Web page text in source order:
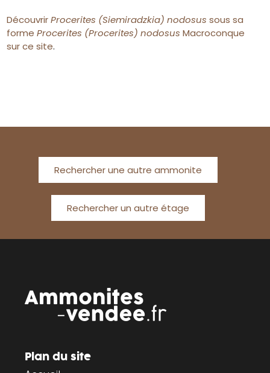
DécouvrirProcerites (Siemiradzkia) nodosus sous sa
formeProcerites (Procerites) nodosus Macroconque
sur ce site.
Rechercher une autre ammonite
Rechercher un autre étage
Plan du site